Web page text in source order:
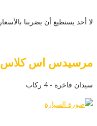
لا أحد يستطيع أن يضربنا
مرسيدس اس كلاس
سيدان فاخرة - 4 ركاب